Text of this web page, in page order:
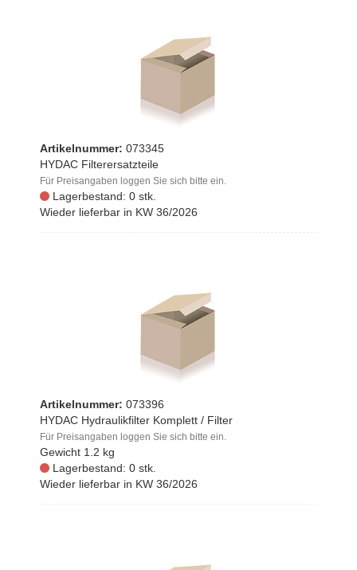
Artikelnummer: 073345
HYDAC Filterersatzteile
Für Preisangaben loggen Sie sich bitte ein.
Lagerbestand: 0 stk.
Wieder lieferbar in KW 36/2026
Artikelnummer: 073396
HYDAC Hydraulikfilter Komplett / Filter
Für Preisangaben loggen Sie sich bitte ein.
Gewicht 1.2 kg
Lagerbestand: 0 stk.
Wieder lieferbar in KW 36/2026